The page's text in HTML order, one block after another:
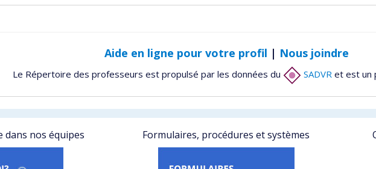
Aide en ligne pour votre profil | Nous joindre
Le Répertoire des professeurs est propulsé par les données du SADVRet est un
dans nos équipes Formulaires, procédures et systèmes